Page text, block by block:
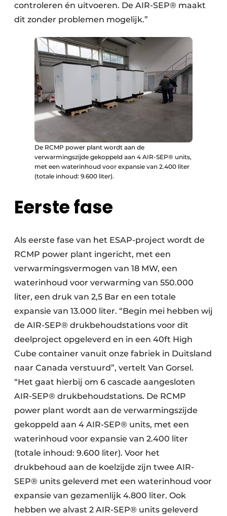
controleren én uitvoeren. De AIR-SEP® maakt
dit zonder problemen mogelijk.”
De RCMP power plant wordt aan de
verwarmingszijde gekoppeld aan 4 AIR-SEP® units,
met een waterinhoud voor expansie van 2.400 liter
(totale inhoud: 9.600 liter).
Eerste fase
Als eerste fase van het ESAP-project wordt de
RCMP power plant ingericht, met een
verwarmingsvermogen van 18 MW, een
waterinhoud voor verwarming van 550.000
liter, een druk van 2,5 Bar en een totale
expansie van 13.000 liter. “Begin mei hebben wij
de AIR-SEP® drukbehoudstations voor dit
deelproject opgeleverd en in een 40ft High
Cube container vanuit onze fabriek in Duitsland
naar Canada verstuurd”, vertelt Van Gorsel.
“Het gaat hierbij om 6 cascade aangesloten
AIR-SEP® drukbehoudstations. De RCMP
power plant wordt aan de verwarmingszijde
gekoppeld aan 4 AIR-SEP® units, met een
waterinhoud voor expansie van 2.400 liter
(totale inhoud: 9.600 liter). Voor het
drukbehoud aan de koelzijde zijn twee AIR-
SEP® units geleverd met een waterinhoud voor
expansie van gezamenlijk 4.800 liter. Ook
hebben we alvast 2 AIR-SEP® units geleverd